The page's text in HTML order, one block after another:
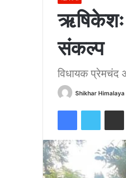
ऋषिकेशः
संकल्प
विधायक प्रेमचंद
Shikhar Himalaya
FacebookTwitter